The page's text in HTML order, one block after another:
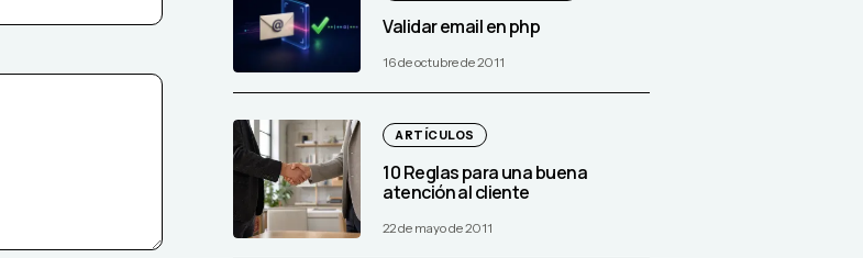
Validar email en php
16 de octubre de 2011
ARTÍCULOS
10 Reglas para una buena
atención al cliente
22 de mayo de 2011